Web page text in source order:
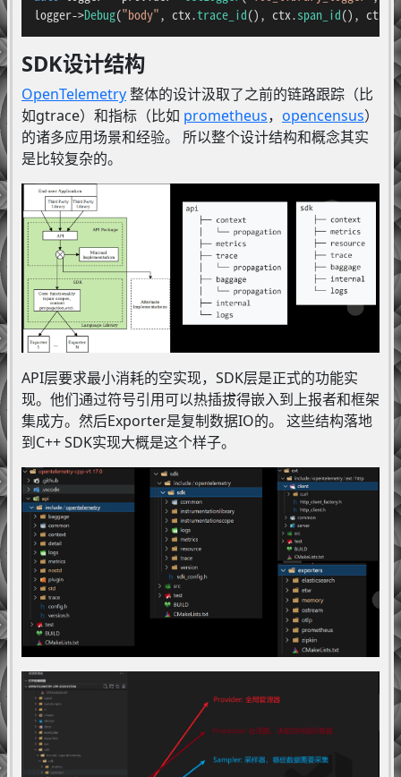
logger->Debug("body", ctx.trace_id(), ctx.span_id(), ctx.
SDK设计结构
OpenTelemetry整体的设计汲取了之前的链路跟踪（比
如gtrace）和指标（比如 prometheus， opencensus）
的诸多应用场景和经验。 所以整个设计结构和概念其实
是比较复杂的。
API层要求最小消耗的空实现，SDK层是正式的功能实
现。他们通过符号引用可以热插拔得嵌入到上报者和框架
集成方。然后Exporter是复制数据IO的。 这些结构落地
到C++ SDK实现大概是这个样子。